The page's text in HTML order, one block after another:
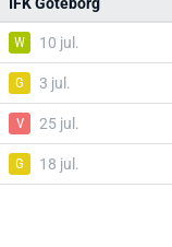
W 10 jul.
G 3 jul.
V 25 jul.
G 18 jul.